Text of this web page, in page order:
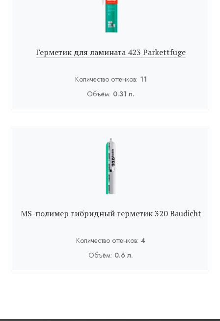
Герметик для ламината 423 Parkettfuge
Количество оттенков: 11
Объём: 0.31 л.
MS-полимер гибридный герметик 320 Baudicht
Количество оттенков: 4
Объём: 0.6 л.